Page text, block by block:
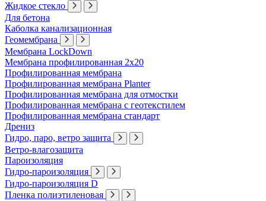
Жидкое стекло
Для бетона
Каболка канализационная
Геомембрана
Мембрана LockDown
Мембрана профилированная 2х20
Профилированная мембрана
Профилированная мембрана Planter
Профилированная мембрана для отмостки
Профилированная мембрана с геотекстилем
Профилированная мембрана стандарт
Дрениз
Гидро, паро, ветро защита
Ветро-влагозащита
Пароизоляция
Гидро-пароизоляция
Гидро-пароизоляция D
Пленка полиэтиленовая